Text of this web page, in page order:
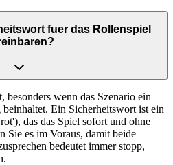
fuer das Rollenspiel
besonders wenn das Szenario ein
Ein Sicherheitswort ist ein
das das Spiel sofort und ohne
Sie es im Voraus, damit beide
bedeutet immer stopp,